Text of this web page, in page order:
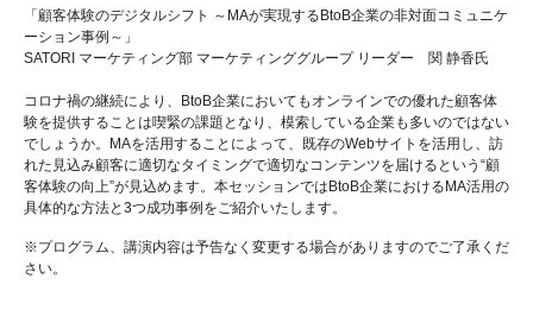
「顧客体験のデジタルシフト ～MAが実現するBtoB企業の非対面コミュニケ
ーション事例～」
SATORI マーケティング部 マーケティンググループ リーダー 関 静香氏
コロナ禍の継続により、BtoB企業においてもオンラインでの優れた顧客体
験を提供することは喫緊の課題となり、模索している企業も多いのではない
でしょうか。MAを活用することによって、既存のWebサイトを活用し、訪
れた見込み顧客に適切なタイミングで適切なコンテンツを届けるという“顧
客体験の向上”が見込めます。本セッションではBtoB企業におけるMA活用の
具体的な方法と3つ成功事例をご紹介いたします。
※プログラム、講演内容は予告なく変更する場合がありますのでご了承くだ
さい。